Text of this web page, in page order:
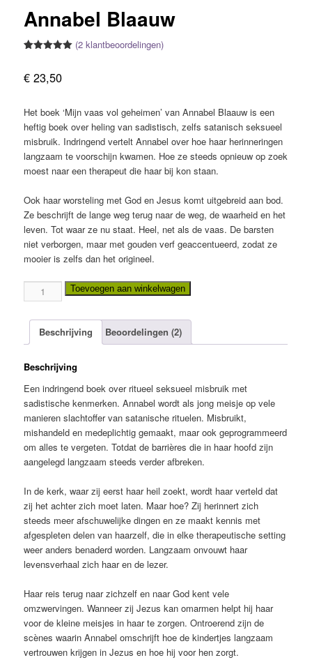
Annabel Blaauw
gebaseerd
op
(2 klantbeoordelingen)
€ 23,50
Het boek ‘Mijn vaas vol geheimen’ van Annabel Blaauw is een
heftig boek over heling van sadistisch, zelfs satanisch seksueel
misbruik. Indringend vertelt Annabel over hoe haar herinneringen
langzaam te voorschijn kwamen. Hoe ze steeds opnieuw op zoek
moest naar een therapeut die haar bij kon staan.
Ook haar worsteling met God en Jesus komt uitgebreid aan bod.
Ze beschrijft de lange weg terug naar de weg, de waarheid en het
leven. Tot waar ze nu staat. Heel, net als de vaas. De barsten
niet verborgen, maar met gouden verf geaccentueerd, zodat ze
mooier is zelfs dan het origineel.
vaas
vol
geheimen,
Annabel
Blaauw
Toevoegen aan winkelwagen
Beschrijving Beoordelingen (2)
Beschrijving
Een indringend boek over ritueel seksueel misbruik met
sadistische kenmerken. Annabel wordt als jong meisje op vele
manieren slachtoffer van satanische rituelen. Misbruikt,
mishandeld en medeplichtig gemaakt, maar ook geprogrammeerd
om alles te vergeten. Totdat de barrières die in haar hoofd zijn
aangelegd langzaam steeds verder afbreken.
In de kerk, waar zij eerst haar heil zoekt, wordt haar verteld dat
zij het achter zich moet laten. Maar hoe? Zij herinnert zich
steeds meer afschuwelijke dingen en ze maakt kennis met
afgespleten delen van haarzelf, die in elke therapeutische setting
weer anders benaderd worden. Langzaam onvouwt haar
levensverhaal zich haar en de lezer.
Haar reis terug naar zichzelf en naar God kent vele
omzwervingen. Wanneer zij Jezus kan omarmen helpt hij haar
voor de kleine meisjes in haar te zorgen. Ontroerend zijn de
scènes waarin Annabel omschrijft hoe de kindertjes langzaam
vertrouwen krijgen in Jezus en hoe hij voor hen zorgt.